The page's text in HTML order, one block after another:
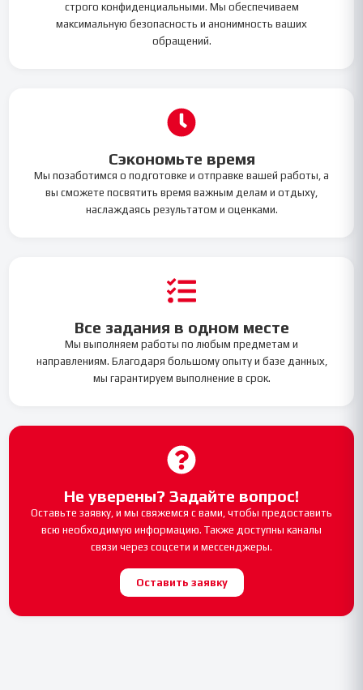
строго конфиденциальными. Мы обеспечиваем
максимальную безопасность и анонимность ваших
обращений.
Сэкономьте время
Мы позаботимся о подготовке и отправке вашей работы, а
вы сможете посвятить время важным делам и отдыху,
наслаждаясь результатом и оценками.
Все задания в одном месте
Мы выполняем работы по любым предметам и
направлениям. Благодаря большому опыту и базе данных,
мы гарантируем выполнение в срок.
Не уверены? Задайте вопрос!
Оставьте заявку, и мы свяжемся с вами, чтобы предоставить
всю необходимую информацию. Также доступны каналы
связи через соцсети и мессенджеры.
Оставить заявку